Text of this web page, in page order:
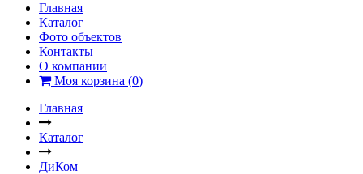
Главная
Каталог
Фото объектов
Контакты
О компании
Моя корзина (0)
Главная
Каталог
ДиКом